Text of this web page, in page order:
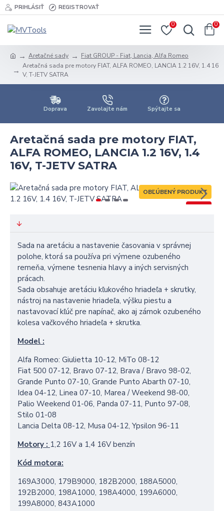
PRIHLÁSIŤ REGISTROVAŤ
0 0
Aretačné sady
Fiat GROUP - Fiat, Lancia, Alfa Romeo
Aretačná sada pre motory FIAT, ALFA ROMEO, LANCIA 1.2 16V, 1.4 16
V, T-JETV SATRA
Doprava Zavolajte nám Spýtajte sa
Aretačná sada pre motory FIAT,
ALFA ROMEO, LANCIA 1.2 16V, 1.4
16V, T-JETV SATRA
OBĽÚBENÝ PRODUKT
Sada na aretáciu a nastavenie časovania v správnej
polohe, ktorá sa používa pri výmene ozubeného
remeňa, výmene tesnenia hlavy a iných servisných
prácach.
Sada obsahuje aretáciu kľukového hriadeľa + skrutky,
nástroj na nastavenie hriadeľa, výšku piestu a
nastavovací kľúč pre napínač, ako aj zámok ozubeného
kolesa vačkového hriadeľa + skrutka.
Model :
Alfa Romeo: Giulietta 10-12, MiTo 08-12
Fiat 500 07-12, Bravo 07-12, Brava / Bravo 98-02,
Grande Punto 07-10, Grande Punto Abarth 07-10,
Idea 04-12, Linea 07-10, Marea / Weekend 98-00,
Palio Weekend 01-06, Panda 07-11, Punto 97-08,
Stilo 01-08
Lancia Delta 08-12, Musa 04-12, Ypsilon 96-11
Motory : 1,2 16V a 1,4 16V benzín
Kód motora:
169A3000, 179B9000, 182B2000, 188A5000,
192B2000, 198A1000, 198A4000, 199A6000,
199A8000, 843A1000